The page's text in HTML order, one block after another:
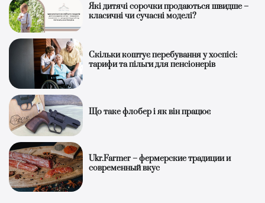
Які дитячі сорочки продаються швидше –
класичні чи сучасні моделі?
Скільки коштує перебування у хоспісі:
тарифи та пільги для пенсіонерів
Що таке флобер і як він працює
Ukr.Farmer – фермерские традиции и
современный вкус